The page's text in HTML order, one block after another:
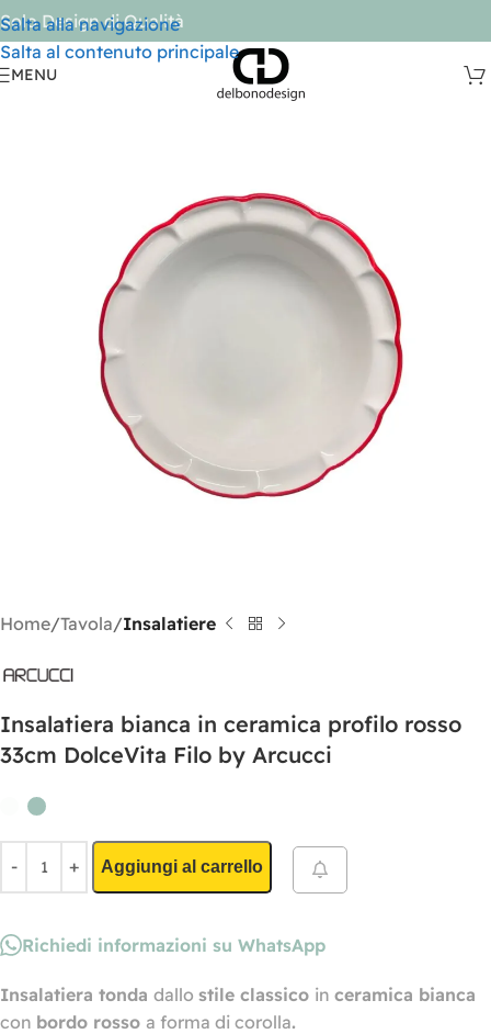
Salta alla navigazione
Salta al contenuto principale
Solo Design di Qualità
MENU
Home Tavola Insalatiere
Insalatiera bianca in ceramica profilo rosso
33cm DolceVita Filo by Arcucci
Aggiungi al carrello
Richiedi informazioni su WhatsApp
Insalatiera tonda dallo stile classico in ceramica bianca
con bordo rosso a forma di corolla.